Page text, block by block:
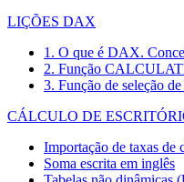
LIÇÕES DAX
1. O que é DAX.
2. Função
3. Função de seleção
CÁLCULO DE
Importação de taxas
Soma escrita em inglês